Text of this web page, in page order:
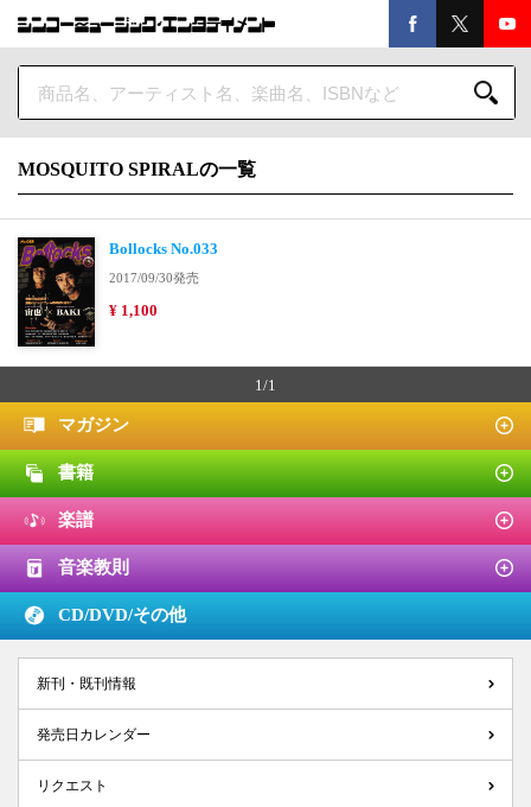
MOSQUITO SPIRALの一覧
Bollocks No.033
2017/09/30発売
¥ 1,100
1/1
マガジン
書籍
楽譜
音楽教則
CD/DVD/その他
新刊・既刊情報
発売日カレンダー
リクエスト